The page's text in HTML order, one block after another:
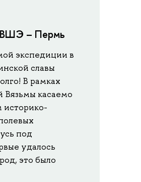
ВШЭ – Пермь
экспедиции в
славы
В рамках
касаемо
историко-
под
удалось
это было